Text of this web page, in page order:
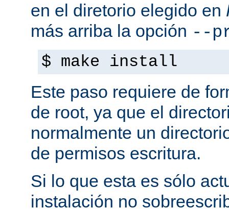
en el diretorio elegido en
más arriba la opción --
$ make install
Este paso requiere de
de root, ya que el
normalmente un
de permisos escritura.
Si lo que esta es sólo
instalación no